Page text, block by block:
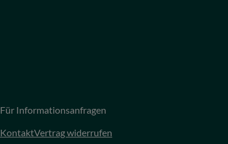
Für Informationsanfragen
KontaktVertrag widerrufen